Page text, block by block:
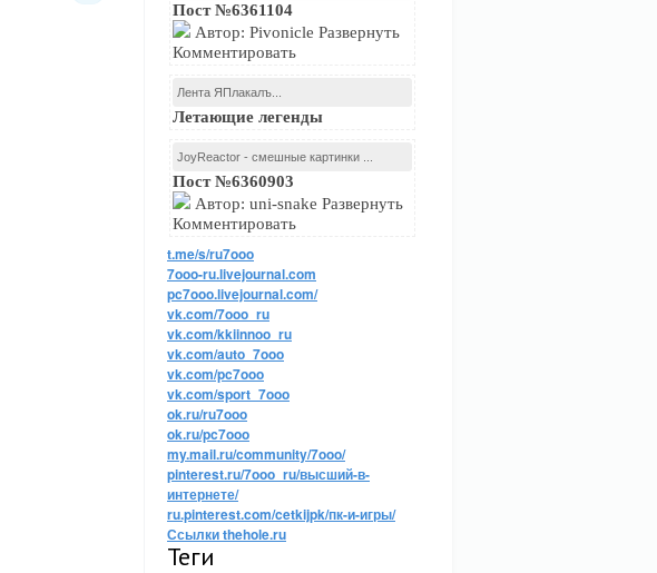
Пост №6361104
Автор: Pivonicle Развернуть
Комментировать
Лента ЯПлакалъ...
Летающие легенды
JoyReactor - смешные картинки ...
Пост №6360903
Автор: uni-snake Развернуть
Комментировать
t.me/s/ru7ooo
7ooo-ru.livejournal.com
pc7ooo.livejournal.com/
vk.com/7ooo_ru
vk.com/kkiinnoo_ru
vk.com/auto_7ooo
vk.com/pc7ooo
vk.com/sport_7ooo
ok.ru/ru7ooo
ok.ru/pc7ooo
my.mail.ru/community/7ooo/
pinterest.ru/7ooo_ru/высший-в-
интернете/
ru.pinterest.com/cetkijpk/пк-и-игры/
Ссылки thehole.ru
Теги